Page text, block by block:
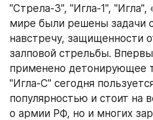
"Стрела-3", "Игла-1",
мире были решены задачи
навстречу, защищенности
залповой стрельбы.
применено детонирующее
"Игла-С" сегодня
популярностью и стоит на
о армии РФ, но и многих